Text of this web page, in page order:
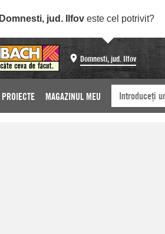
Domnesti, jud. Ilfov este cel potrivit?
Domnesti, jud. Ilfov
PROIECTE MAGAZINUL MEU